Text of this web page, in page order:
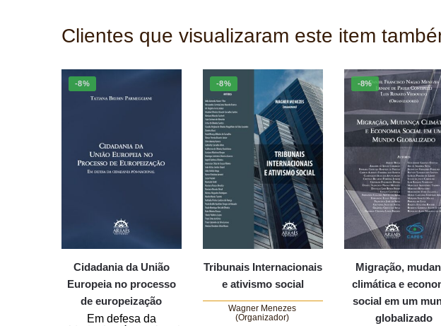
Clientes que visualizaram este item
-8%
Cidadania da União
Europeia no processo
de europeização
Em defesa da
-8%
Tribunais Internacionais
e ativismo social
Wagner Menezes
(Organizador)
-8%
Migração,
climática e
social em um
globalizado